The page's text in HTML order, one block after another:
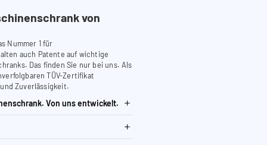
von
Nummer 1 für
auch Patente auf wichtige
Das finden Sie nur bei uns. Als
TÜV-Zertifikat
Zuverlässigkeit.
Von uns entwickelt.